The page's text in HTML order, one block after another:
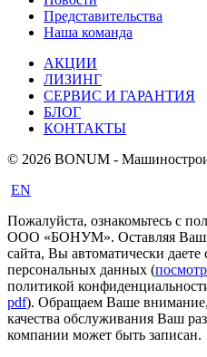
Представительства
Наша команда
АКЦИИ
ЛИЗИНГ
СЕРВИС И ГАРАНТИЯ
БЛОГ
КОНТАКТЫ
© 2026 BONUM -
EN
Пожалуйста, ознакомьтесь с
ООО «БОНУМ». Оставляя
сайта, Вы автоматически даете
персональных данных (
политикой
pdf). Обращаем Ваше
качества обслуживания Ваш
компании может быть записан.